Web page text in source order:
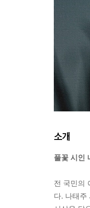
소개
풀꽃 시인
전 국민의
다. 나태주